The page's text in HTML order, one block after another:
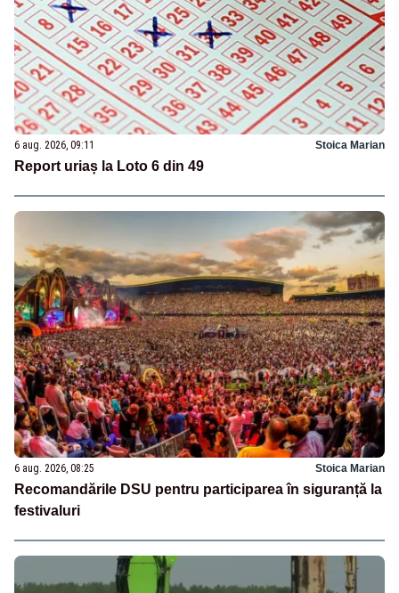
6 aug. 2026, 09:11 Stoica Marian
Report uriaș la Loto 6 din 49
6 aug. 2026, 08:25 Stoica Marian
Recomandările DSU pentru participarea în siguranță la
festivaluri